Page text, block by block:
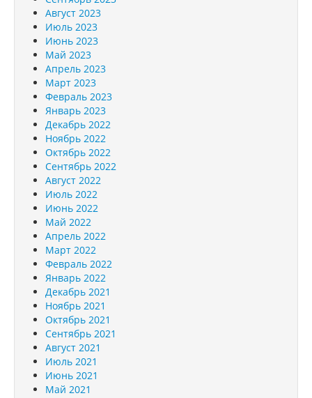
Август 2023
Июль 2023
Июнь 2023
Май 2023
Апрель 2023
Март 2023
Февраль 2023
Январь 2023
Декабрь 2022
Ноябрь 2022
Октябрь 2022
Сентябрь 2022
Август 2022
Июль 2022
Июнь 2022
Май 2022
Апрель 2022
Март 2022
Февраль 2022
Январь 2022
Декабрь 2021
Ноябрь 2021
Октябрь 2021
Сентябрь 2021
Август 2021
Июль 2021
Июнь 2021
Май 2021